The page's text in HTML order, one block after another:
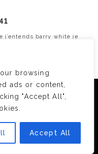
browsing
ads or content,
"Accept All",
Accept All
j’entends barry white je
qu’il y ait une piste
garantir la meilleure
continuez à utiliser ce
acceptez l'utilisation des